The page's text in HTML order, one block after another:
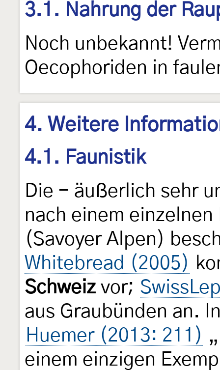
3.1. Nahrung der
Noch unbekannt!
Oecophoriden in
4. Weitere
4.1. Faunistik
Die - äußerlich sehr
nach einem
(Savoyer Alpen)
Whitebread (2005)
Schweiz vor;
aus Graubünden an.
Huemer (2013: 211)
einem einzigen